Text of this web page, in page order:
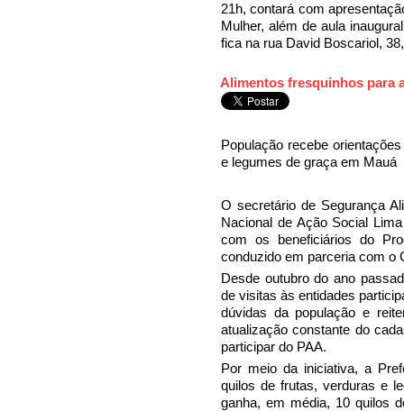
21h, contará com
Mulher, além de aula
fica na rua David Boscariol,
Alimentos fresquinhos para
População recebe
e legumes de graça em Mauá
O secretário de Segurança
Nacional de Ação Social
com os beneficiários do
conduzido em parceria com o
Desde outubro do ano
de visitas às entidades
dúvidas da população e
atualização constante do
participar do PAA.
Por meio da iniciativa, a
quilos de frutas, verduras e
ganha, em média, 10 quilos